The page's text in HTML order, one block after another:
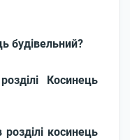
будівельний?
Косинець
розділі косинець